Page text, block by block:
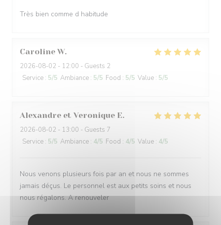
Très bien comme d habitude
Caroline W
2026-08-02 - 12:00 - Guests 2
Service : 5/5 Ambiance : 5/5 Food : 5/5 Value : 5/5
Alexandre et Veronique E
2026-08-02 - 13:00 - Guests 7
Service : 5/5 Ambiance : 4/5 Food : 4/5 Value : 4/5
Nous venons plusieurs fois par an et nous ne sommes
jamais déçus. Le personnel est aux petits soins et nous
nous régalons. A renouveler